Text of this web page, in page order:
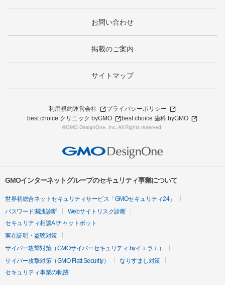
お問い合わせ
掲載のご案内
サイトマップ
利用規約運営会社
プライバシーポリシー
best choice クリニック byGMO
best choice 歯科 byGMO
©GMO DesignOne, Inc. All Rights reserved.
GMOインターネットグループのセキュリティ事業について
世界初総合ネットセキュリティサービス「GMOセキュリティ24」
パスワード漏洩診断
Webサイトリスク診断
セキュリティ相談AIチャットボット
実在証明・盗聴対策
サイバー攻撃対策（GMOサイバーセキュリティ byイエラエ）
サイバー攻撃対策（GMO Flatt Security）
なりすまし対策
セキュリティ事業の軌跡